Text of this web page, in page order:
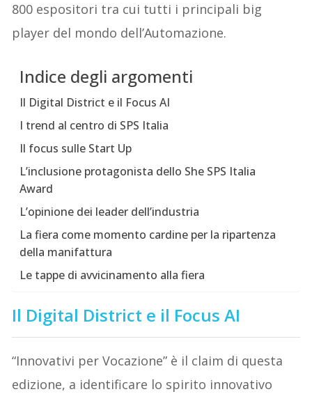
800 espositori tra cui tutti i principali big
player del mondo dell’Automazione.
Indice degli argomenti
Il Digital District e il Focus AI
I trend al centro di SPS Italia
Il focus sulle Start Up
L’inclusione protagonista dello She SPS Italia
Award
L’opinione dei leader dell’industria
La fiera come momento cardine per la ripartenza
della manifattura
Le tappe di avvicinamento alla fiera
Il Digital District e il Focus AI
“Innovativi per Vocazione” è il claim di questa
edizione, a identificare lo spirito innovativo